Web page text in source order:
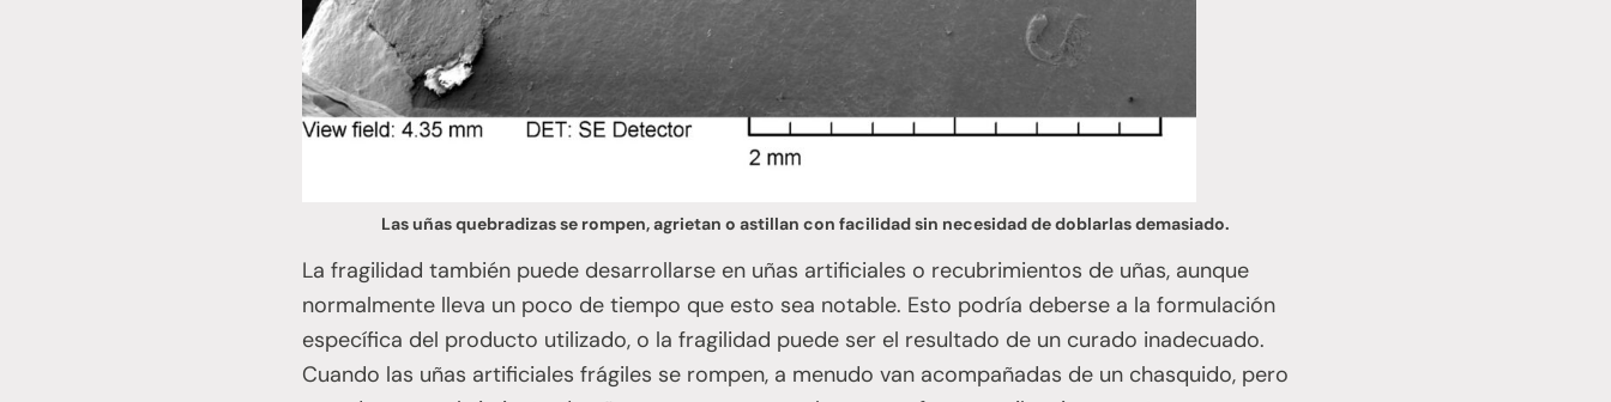
Las uñas quebradizas se rompen, agrietan o astillan con facilidad sin necesidad de doblarlas demasiado.
La fragilidad también puede desarrollarse en uñas artificiales o recubrimientos de uñas, aunque
normalmente lleva un poco de tiempo que esto sea notable. Esto podría deberse a la formulación
específica del producto utilizado, o la fragilidad puede ser el resultado de un curado inadecuado.
Cuando las uñas artificiales frágiles se rompen, a menudo van acompañadas de un chasquido, pero